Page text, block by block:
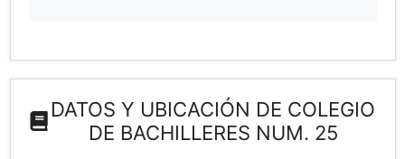
DATOS Y UBICACIÓN DE COLEGIO
DE BACHILLERES NUM. 25